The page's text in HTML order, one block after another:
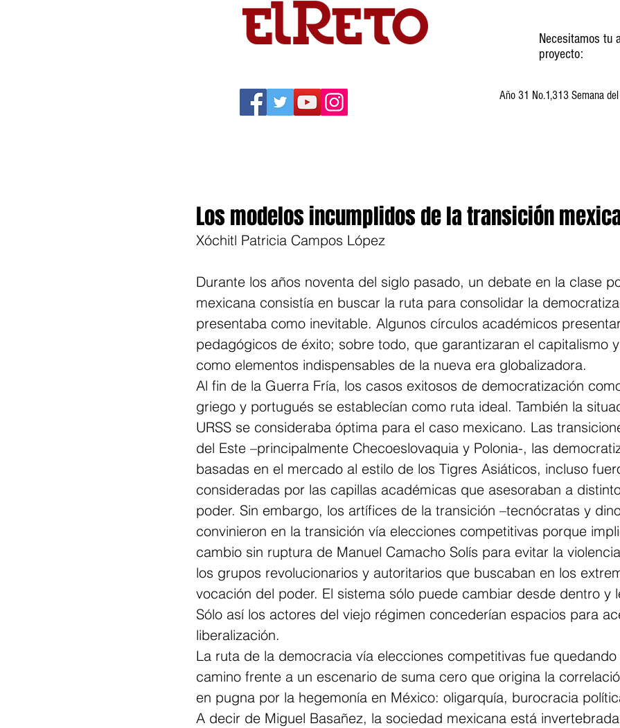
Necesitamos tu
proyecto:
Año 31 No.1,313 Semana
Los modelos incumplidos de la transición
Xóchitl Patricia Campos López
Durante los años noventa del siglo pasado, un debate en la clase
mexicana consistía en buscar la ruta para consolidar la
presentaba como inevitable. Algunos círculos académicos
pedagógicos de éxito; sobre todo, que garantizaran el capitalismo
como elementos indispensables de la nueva era globalizadora.
Al fin de la Guerra Fría, los casos exitosos de democratización
griego y portugués se establecían como ruta ideal. También la
URSS se consideraba óptima para el caso mexicano. Las
del Este –principalmente Checoeslovaquia y Polonia-, las
basadas en el mercado al estilo de los Tigres Asiáticos, incluso
consideradas por las capillas académicas que asesoraban a
poder. Sin embargo, los artífices de la transición –tecnócratas y
convinieron en la transición vía elecciones competitivas porque
cambio sin ruptura de Manuel Camacho Solís para evitar la
los grupos revolucionarios y autoritarios que buscaban en los
vocación del poder. El sistema sólo puede cambiar desde dentro y
Sólo así los actores del viejo régimen concederían espacios para
liberalización.
La ruta de la democracia vía elecciones competitivas fue
camino frente a un escenario de suma cero que origina la
en pugna por la hegemonía en México: oligarquía, burocracia
A decir de Miguel Basañez, la sociedad mexicana está